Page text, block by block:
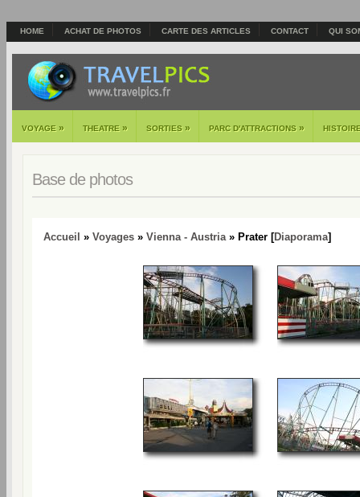
HOME ACHAT DE PHOTOS CARTE DES ARTICLES CONTACT QUI
VOYAGE » THEATRE » SORTIES » PARC D'ATTRACTIONS »
Base de photos
Accueil » Voyages » Vienna - Austria» Prater [Diaporama]